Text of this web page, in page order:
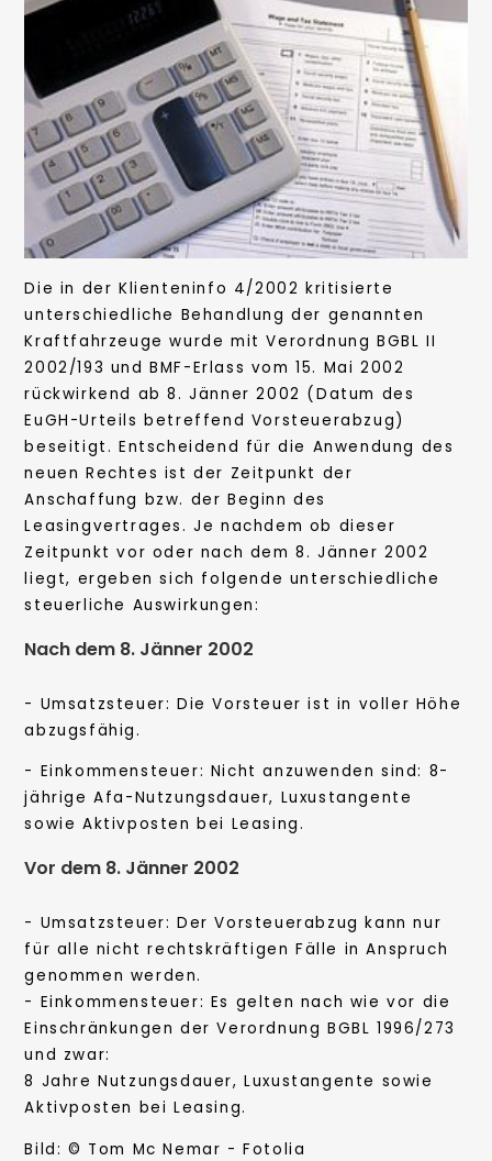
Die in der Klienteninfo 4/2002 kritisierte
unterschiedliche Behandlung der genannten
Kraftfahrzeuge wurde mit Verordnung BGBL II
2002/193 und BMF-Erlass vom 15. Mai 2002
rückwirkend ab 8. Jänner 2002 (Datum des
EuGH-Urteils betreffend Vorsteuerabzug)
beseitigt. Entscheidend für die Anwendung des
neuen Rechtes ist der Zeitpunkt der
Anschaffung bzw. der Beginn des
Leasingvertrages. Je nachdem ob dieser
Zeitpunkt vor oder nach dem 8. Jänner 2002
liegt, ergeben sich folgende unterschiedliche
steuerliche Auswirkungen:
Nach dem 8. Jänner 2002
- Umsatzsteuer: Die Vorsteuer ist in voller Höhe
abzugsfähig.
- Einkommensteuer: Nicht anzuwenden sind: 8-
jährige Afa-Nutzungsdauer, Luxustangente
sowie Aktivposten bei Leasing.
Vor dem 8. Jänner 2002
- Umsatzsteuer: Der Vorsteuerabzug kann nur
für alle nicht rechtskräftigen Fälle in Anspruch
genommen werden.
- Einkommensteuer: Es gelten nach wie vor die
Einschränkungen der Verordnung BGBL 1996/273
und zwar:
8 Jahre Nutzungsdauer, Luxustangente sowie
Aktivposten bei Leasing.
Bild: © Tom Mc Nemar - Fotolia